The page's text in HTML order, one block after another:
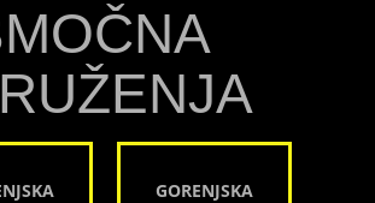
GORENJSKA